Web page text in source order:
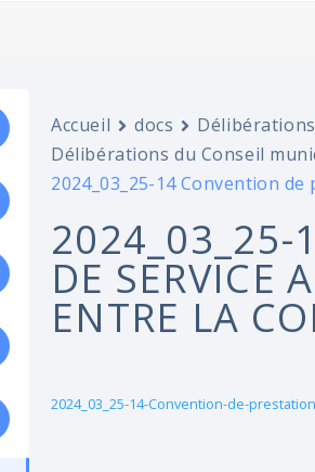
Accueil docs
Délibérations du Conseil
2024_03_25-14 Convention
2024_03_25-
DE SERVICE
ENTRE LA
2024_03_25-14-Convention-de-